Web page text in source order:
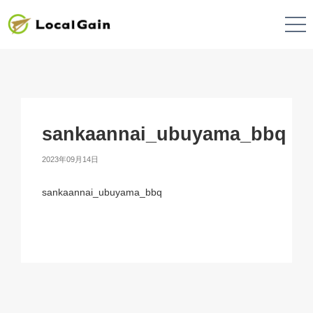
sankaannai_ubuyama_bbq
2023年09月14日
sankaannai_ubuyama_bbq